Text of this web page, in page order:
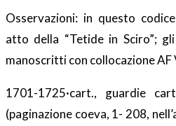
Osservazioni: in questo
atto della “Tetide in Sciro”;
manoscritti con collocazione AF
1701-1725·cart., guardie
(paginazione coeva, 1- 208,